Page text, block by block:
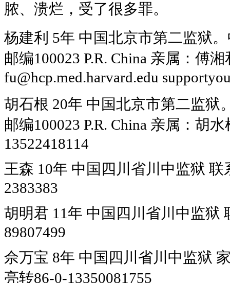
脓、溃烂，受了很多罪。
杨建利 5年 中国北京市第二监狱
邮编100023 P.R. China 亲属：傅
fu@hcp.med.harvard.edu
胡石根 20年 中国北京市第二监狱
邮编100023 P.R. China 亲属：胡
13522418114
王森 10年 中国四川省川中监狱
2383383
胡明君 11年 中国四川省川中监狱
89807499
佘万宝 8年 中国四川省川中监狱
亮转86-0-13350081755